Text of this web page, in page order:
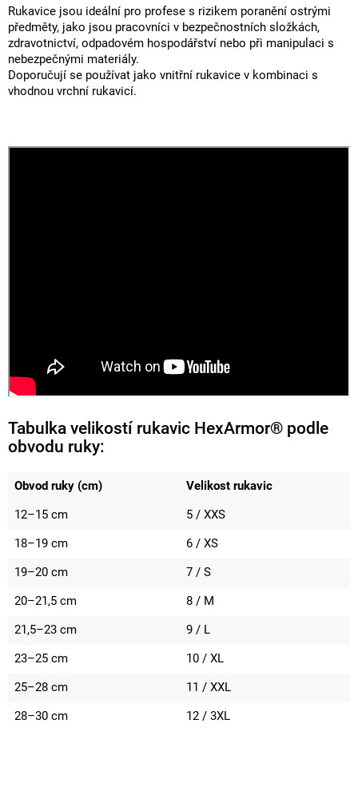
Rukavice jsou ideální pro profese s rizikem poranění ostrými
předměty, jako jsou pracovníci v bezpečnostních složkách,
zdravotnictví, odpadovém hospodářství nebo při manipulaci s
nebezpečnými materiály.
Doporučují se používat jako vnitřní rukavice v kombinaci s
vhodnou vrchní rukavicí.
Tabulka velikostí rukavic HexArmor® podle
obvodu ruky:
Obvod ruky (cm) Velikost rukavic
12–15 cm 5 / XXS
18–19 cm 6 / XS
19–20 cm 7 / S
20–21,5 cm 8 / M
21,5–23 cm 9 / L
23–25 cm 10 / XL
25–28 cm 11 / XXL
28–30 cm 12 / 3XL